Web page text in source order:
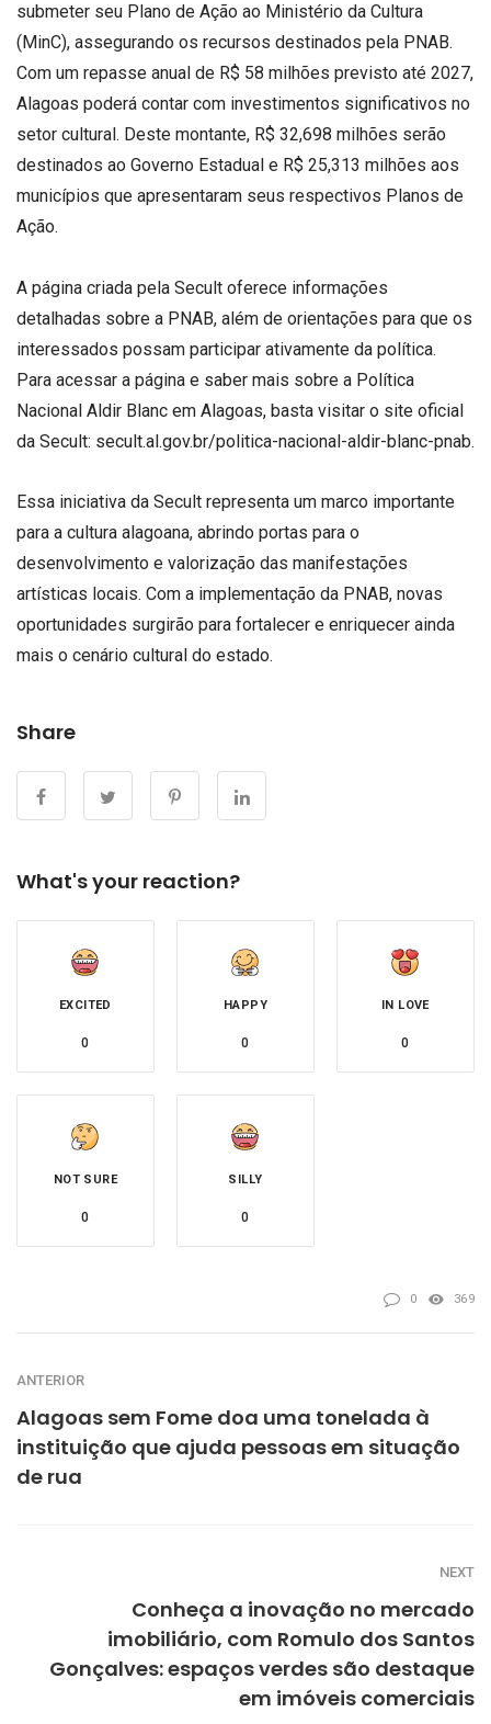
submeter seu Plano de Ação ao Ministério da Cultura
(MinC), assegurando os recursos destinados pela PNAB.
Com um repasse anual de R$ 58 milhões previsto até 2027,
Alagoas poderá contar com investimentos significativos no
setor cultural. Deste montante, R$ 32,698 milhões serão
destinados ao Governo Estadual e R$ 25,313 milhões aos
municípios que apresentaram seus respectivos Planos de
Ação.
A página criada pela Secult oferece informações
detalhadas sobre a PNAB, além de orientações para que os
interessados possam participar ativamente da política.
Para acessar a página e saber mais sobre a Política
Nacional Aldir Blanc em Alagoas, basta visitar o site oficial
da Secult: secult.al.gov.br/politica-nacional-aldir-blanc-pnab.
Essa iniciativa da Secult representa um marco importante
para a cultura alagoana, abrindo portas para o
desenvolvimento e valorização das manifestações
artísticas locais. Com a implementação da PNAB, novas
oportunidades surgirão para fortalecer e enriquecer ainda
mais o cenário cultural do estado.
Share
What's your reaction?
EXCITED
0
HAPPY
0
IN LOVE
0
NOT SURE
0
SILLY
0
0 369
ANTERIOR
Alagoas sem Fome doa uma tonelada à
instituição que ajuda pessoas em situação
de rua
NEXT
Conheça a inovação no mercado
imobiliário, com Romulo dos Santos
Gonçalves: espaços verdes são destaque
em imóveis comerciais